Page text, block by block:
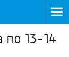
по 13-14